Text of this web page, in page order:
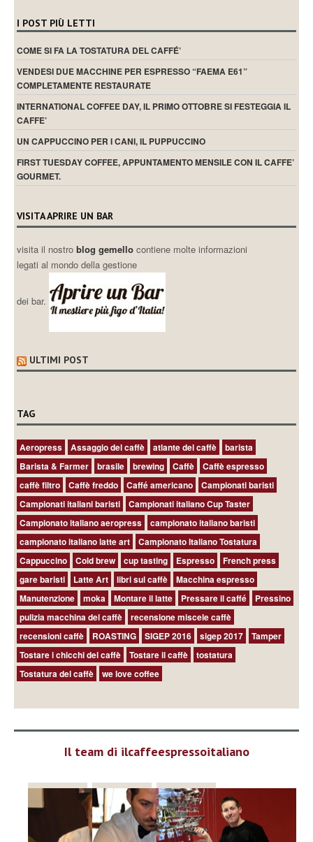
I POST PIÙ LETTI
COME SI FA LA TOSTATURA DEL CAFFÉ’
VENDESI DUE MACCHINE PER ESPRESSO “FAEMA E61”
COMPLETAMENTE RESTAURATE
INTERNATIONAL COFFEE DAY, IL PRIMO OTTOBRE SI FESTEGGIA IL
CAFFE’
UN CAPPUCCINO PER I CANI, IL PUPPUCCINO
FIRST TUESDAY COFFEE, APPUNTAMENTO MENSILE CON IL CAFFE’
GOURMET.
VISITA APRIRE UN BAR
visita il nostroblog gemellocontiene molte informazioni
legati al mondo della gestione
dei bar.
ULTIMI POST
TAG
Aeropress Assaggio del caffè atlante del caffè
barista
Barista & Farmer
brasile brewing Caffè
Caffè espresso
caffè filtro
Caffè freddo Caffé americano
Campionati baristi
Campionati italiani baristi
Campionati italiano Cup Taster
Campionato italiano aeropress
campionato italiano baristi
campionato italiano latte art
Campionato Italiano Tostatura
Cappuccino
Cold brew cup tasting Espresso
French press
gare baristi
Latte Art libri sul caffè
Macchina espresso
Manutenzione
moka Montare il latte Pressare il caffé
Pressino
pulizia macchina del caffè
recensione miscele caffè
recensioni caffè
ROASTING SIGEP 2016 sigep 2017
Tamper
Tostare i chicchi del caffè
Tostare il caffè
tostatura
Tostatura del caffè
we love coffee
Il team di ilcaffeespressoitaliano